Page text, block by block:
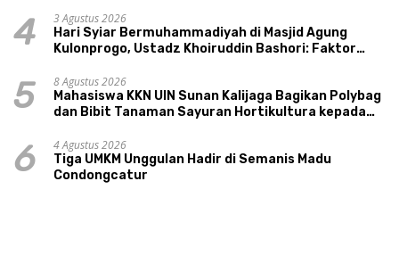
4
3 Agustus 2026
Hari Syiar Bermuhammadiyah di Masjid Agung
Kulonprogo, Ustadz Khoiruddin Bashori: Faktor
5
8 Agustus 2026
Mahasiswa KKN UIN Sunan Kalijaga Bagikan Polybag
dan Bibit Tanaman Sayuran Hortikultura kepada
6
4 Agustus 2026
Tiga UMKM Unggulan Hadir di Semanis Madu
Condongcatur